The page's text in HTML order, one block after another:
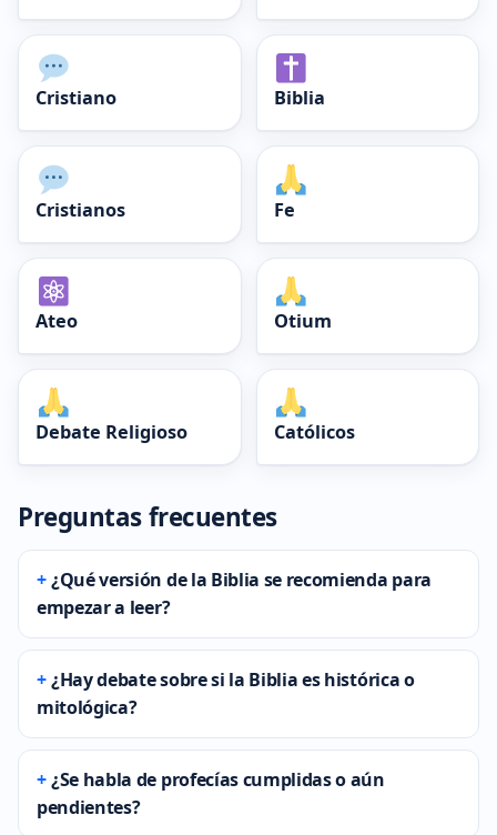
Cristiano Biblia
Cristianos Fe
Ateo Otium
Debate Religioso Católicos
Preguntas frecuentes
¿Qué versión de la Biblia se recomienda para
empezar a leer?
¿Hay debate sobre si la Biblia es histórica o
mitológica?
¿Se habla de profecías cumplidas o aún
pendientes?